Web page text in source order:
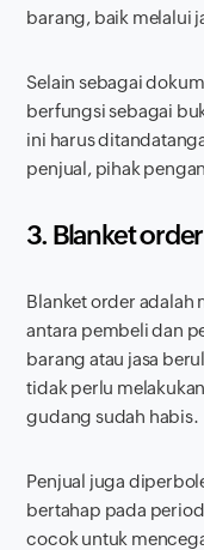
barang, baik melalui
Selain sebagai
berfungsi sebagai
ini harus
penjual, pihak
3. Blanket order
Blanket order adalah
antara pembeli dan
barang atau jasa
tidak perlu
gudang sudah habis.
Penjual juga
bertahap pada
cocok untuk